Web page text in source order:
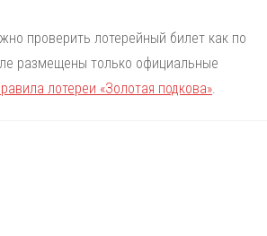
проверить лотерейный билет как по
размещены только официальные
лотереи «Золотая подкова»